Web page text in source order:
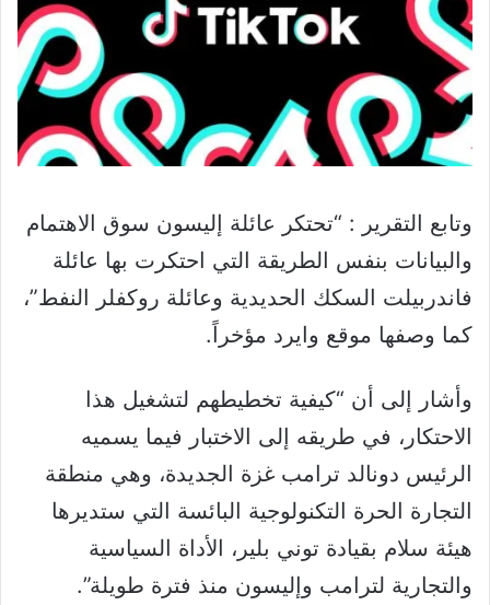
وتابع التقرير : “تحتكر عائلة إليسون سوق الاهتمام
والبيانات بنفس الطريقة التي احتكرت بها عائلة
فاندربيلت السكك الحديدية وعائلة روكفلر النفط”،
كما وصفها موقع وايرد مؤخراً.
وأشار إلى أن “كيفية تخطيطهم لتشغيل هذا
الاحتكار، في طريقه إلى الاختبار فيما يسميه
الرئيس دونالد ترامب غزة الجديدة، وهي منطقة
التجارة الحرة التكنولوجية البائسة التي ستديرها
هيئة سلام بقيادة توني بلير، الأداة السياسية
والتجارية لترامب وإليسون منذ فترة طويلة”.